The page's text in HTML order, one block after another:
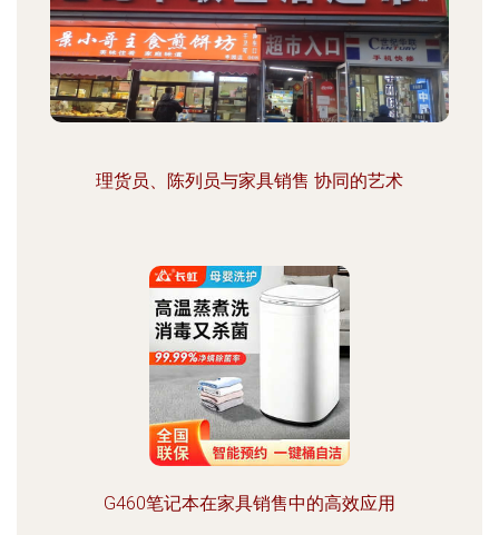
理货员、陈列员与家具销售 协同的艺术
G460笔记本在家具销售中的高效应用